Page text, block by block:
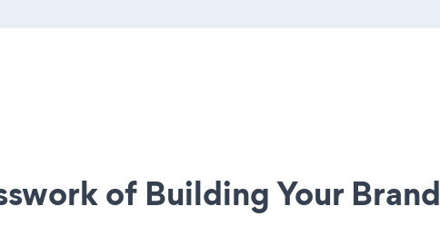
of Building Your Brand